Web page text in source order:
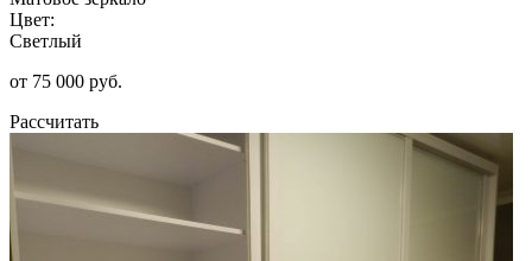
Цвет:
Светлый
от 75 000 руб.
Рассчитать